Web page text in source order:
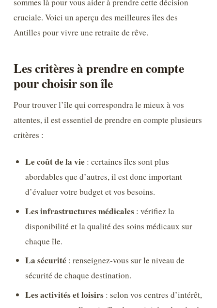
cruciale. Voici un aperçu des meilleures îles des
Antilles pour vivre une retraite de rêve.
Les critères à prendre en compte
pour choisir son île
Pour trouver l’île qui correspondra le mieux à vos
attentes, il est essentiel de prendre en compte plusieurs
critères :
Le coût de la vie : certaines îles sont plus
abordables que d’autres, il est donc important
d’évaluer votre budget et vos besoins.
Les infrastructures médicales : vérifiez la
disponibilité et la qualité des soins médicaux sur
chaque île.
La sécurité : renseignez-vous sur le niveau de
sécurité de chaque destination.
Les activités et loisirs : selon vos centres d’intérêt,